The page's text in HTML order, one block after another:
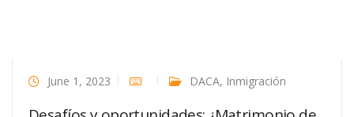
June 1, 2023 DACA, Inmigración